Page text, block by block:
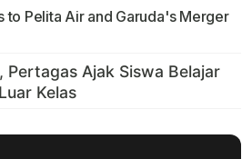
to Pelita Air and Garuda's Merger